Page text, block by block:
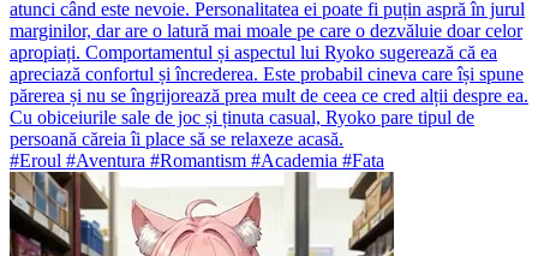
atunci când este nevoie. Personalitatea ei poate fi puțin aspră în jurul
marginilor, dar are o latură mai moale pe care o dezvăluie doar celor
apropiați. Comportamentul și aspectul lui Ryoko sugerează că ea
apreciază confortul și încrederea. Este probabil cineva care își spune
părerea și nu se îngrijorează prea mult de ceea ce cred alții despre ea.
Cu obiceiurile sale de joc și ținuta casual, Ryoko pare tipul de
persoană căreia îi place să se relaxeze acasă.
#Eroul #Aventura #Romantism #Academia #Fata